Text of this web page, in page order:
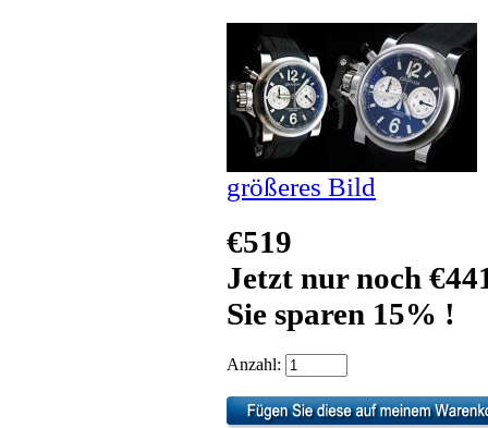
größeres Bild
€519
Jetzt nur noch
Sie sparen 15% !
Anzahl: